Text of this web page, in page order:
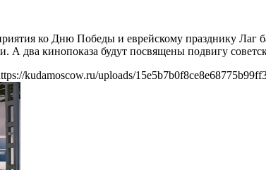
ко Дню Победы и еврейскому празднику Лаг
А два кинопоказа будут посвящены подвигу
kudamoscow.ru/uploads/